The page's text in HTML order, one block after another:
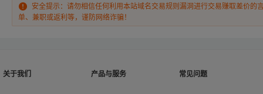
安全提示：请勿相信任何利用本站域名交易规则漏洞进行交易赚取差价的
单、兼职或返利等，谨防网络诈骗！
关于我们 产品与服务 常见问题